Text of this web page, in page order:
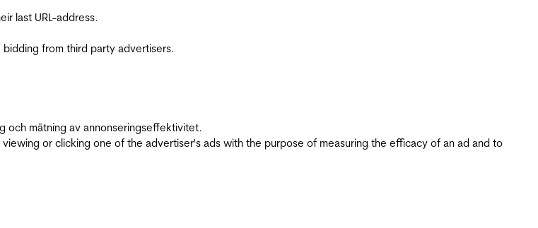
last URL-address.
from third party advertisers.
och mätning av annonseringseffektivitet.
or clicking one of the advertiser's ads with the purpose of measuring the efficacy of an ad and to